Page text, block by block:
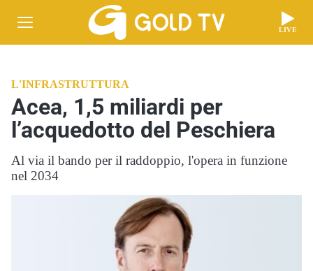
LIVE
L'INFRASTRUTTURA
Acea, 1,5 miliardi per
l’acquedotto del Peschiera
Al via il bando per il raddoppio, l'opera in funzione
nel 2034